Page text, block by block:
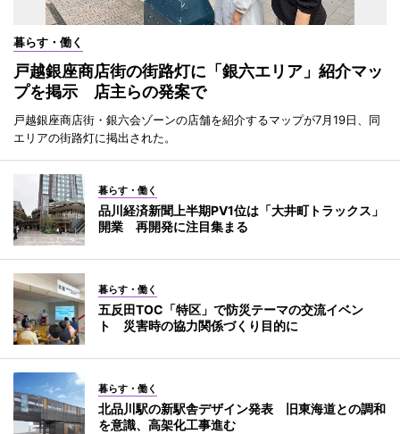
暮らす・働く
戸越銀座商店街の街路灯に「銀六エリア」紹介マッ
プを掲示 店主らの発案で
戸越銀座商店街・銀六会ゾーンの店舗を紹介するマップが7月19日、同
エリアの街路灯に掲出された。
暮らす・働く
品川経済新聞上半期PV1位は「大井町トラックス」
開業 再開発に注目集まる
暮らす・働く
五反田TOC「特区」で防災テーマの交流イベン
ト 災害時の協力関係づくり目的に
暮らす・働く
北品川駅の新駅舎デザイン発表 旧東海道との調和
を意識、高架化工事進む